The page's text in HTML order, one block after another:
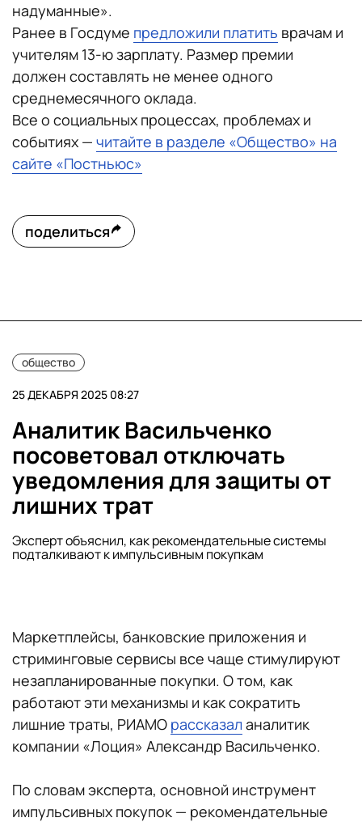
надуманные».
Ранее в Госдуме предложили платить врачам и
учителям 13-ю зарплату. Размер премии
должен составлять не менее одного
среднемесячного оклада.
Все о социальных процессах, проблемах и
событиях — читайте в разделе «Общество» на
сайте «Постньюс»
поделиться
общество
25 ДЕКАБРЯ 2025 08:27
Аналитик Васильченко
посоветовал отключать
уведомления для защиты от
лишних трат
Эксперт объяснил, как рекомендательные системы
подталкивают к импульсивным покупкам
Маркетплейсы, банковские приложения и
стриминговые сервисы все чаще стимулируют
незапланированные покупки. О том, как
работают эти механизмы и как сократить
лишние траты, РИАМО рассказаланалитик
компании «Лоция» Александр Васильченко.
По словам эксперта, основной инструмент
импульсивных покупок — рекомендательные